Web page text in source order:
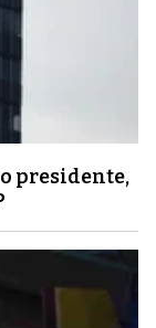
presidente,